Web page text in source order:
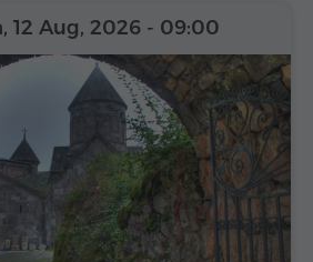
12 Aug, 2026 - 09:00